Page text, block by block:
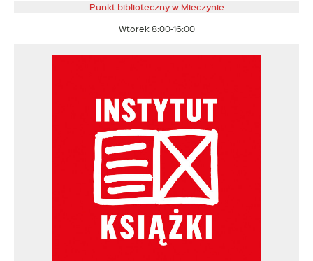
Punkt biblioteczny w Mieczynie
Wtorek 8:00-16:00